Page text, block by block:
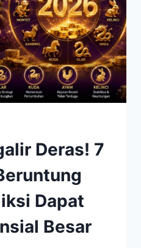
Deras! 7
Dapat
Besar